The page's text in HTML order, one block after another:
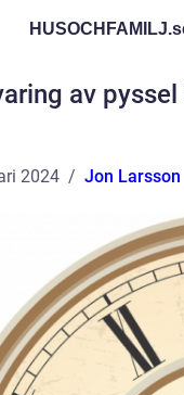
HUSOCHFAMILJ.
av
2024 Jon Larsson